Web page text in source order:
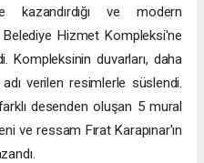
kazandırdığı ve modern
Hizmet Kompleksi'ne
Kompleksinin duvarları, daha
verilen resimlerle süslendi.
desenden oluşan 5 mural
ve ressam Fırat Karapınar'ın